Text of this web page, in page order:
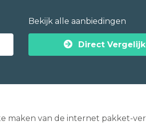
Bekijk alle aanbiedingen
Direct
maken van de internet pakket-